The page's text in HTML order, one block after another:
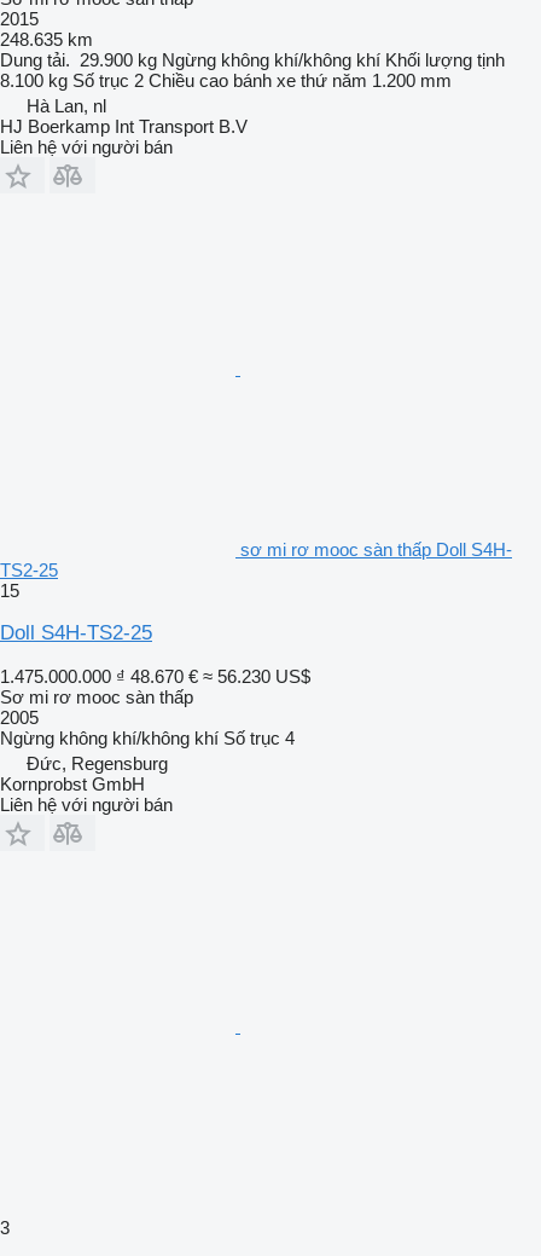
2015
248.635 km
Dung tải. 29.900 kg Ngừng không khí/không khí Khối lượng tịnh
8.100 kg Số trục 2 Chiều cao bánh xe thứ năm 1.200 mm
Hà Lan, nl
HJ Boerkamp Int Transport B.V
Liên hệ với người bán
sơ mi rơ mooc sàn thấp Doll S4H-
TS2-25
15
Doll S4H-TS2-25
1.475.000.000 ₫ 48.670 € ≈ 56.230 US$
Sơ mi rơ mooc sàn thấp
2005
Ngừng không khí/không khí Số trục 4
Đức, Regensburg
Kornprobst GmbH
Liên hệ với người bán
3